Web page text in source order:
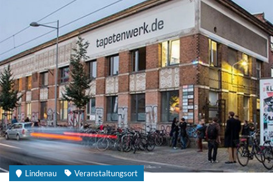
Lindenau Veranstaltungsort